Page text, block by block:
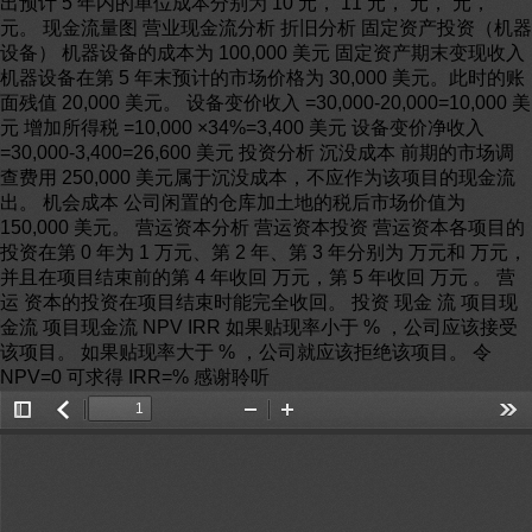
元。 现金流量图 营业现金流分析 折旧分析 固定资产投资（机器
设备） 机器设备的成本为 100,000 美元 固定资产期末变现收入
机器设备在第 5 年末预计的市场价格为 30,000 美元。此时的账
面残值 20,000 美元。 设备变价收入 =30,000-20,000=10,000 美
元 增加所得税 =10,000 ×34%=3,400 美元 设备变价净收入
=30,000-3,400=26,600 美元 投资分析 沉没成本 前期的市场调
查费用 250,000 美元属于沉没成本，不应作为该项目的现金流
出。 机会成本 公司闲置的仓库加土地的税后市场价值为
150,000 美元。 营运资本分析 营运资本投资 营运资本各项目的
投资在第 0 年为 1 万元、第 2 年、第 3 年分别为 万元和 万元，
并且在项目结束前的第 4 年收回 万元，第 5 年收回 万元 。 营
运 资本的投资在项目结束时能完全收回。 投资 现金 流 项目现
金流 项目现金流 NPV IRR 如果贴现率小于 % ，公司应该接受
该项目。 如果贴现率大于 % ，公司就应该拒绝该项目。 令
NPV=0 可求得 IRR=% 感谢聆听
Toggle返
Zoom